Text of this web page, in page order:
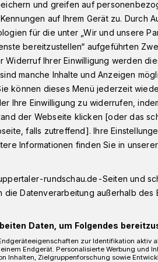
der Bleiche: Wuppertaler Feuerwehr
22
Bleiche in
2019) ein Feuer
im dritten
und greifen auf
auf Ihrem Gerät zu. Durch
für die unter „Wir und unsere
bereitzustellen“ aufgeführten
Widerruf Ihrer Einwilligung werden
manche Inhalte und Anzeigen
können dieses Menü jederzeit
Ihre Einwilligung zu widerrufen,
der Webseite klicken [oder das
falls zutreffend]. Ihre
Informationen finden Sie in unserer
rundschau.de-Seiten und
die Datenverarbeitung außerhalb des
Daten, um Folgendes
zur Identifikation aktiv
Endgerät. Personalisierte Werbung und
Inhalten, Zielgruppenforschung sowie